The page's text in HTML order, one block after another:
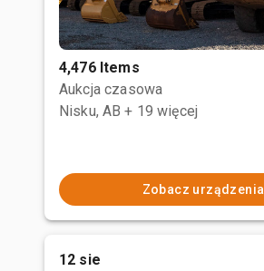
4,476 Items
Aukcja czasowa
Nisku, AB + 19 więcej
Zobacz urządzenia
12 sie